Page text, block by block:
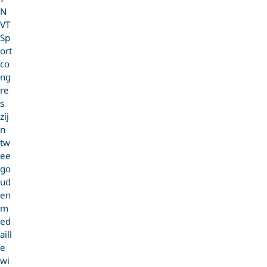
N
VT
Sp
ort
co
ng
re
s
zij
n
tw
ee
go
ud
en
m
ed
aill
e
wi